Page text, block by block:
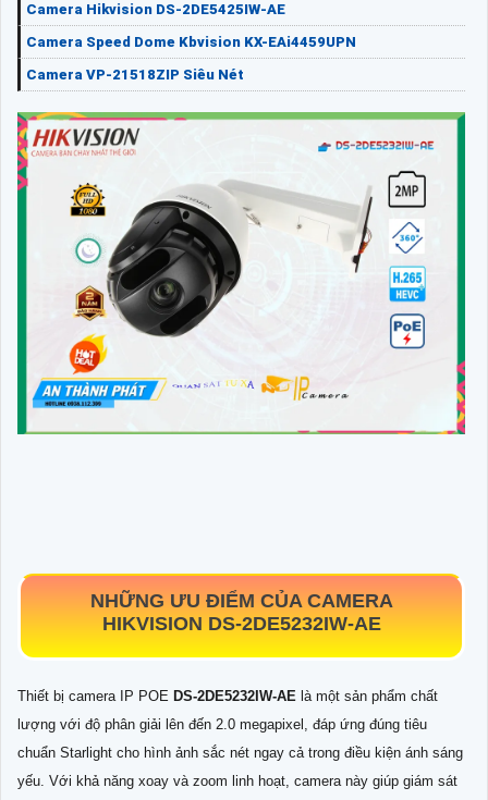
Camera Hikvision DS-2DE5425IW-AE
Camera Speed Dome Kbvision KX-EAi4459UPN
Camera VP-21518ZIP Siêu Nét
NHỮNG ƯU ĐIỂM CỦA CAMERA
HIKVISION DS-2DE5232IW-AE
Thiết bị camera IP POE DS-2DE5232IW-AE là một sản phẩm chất
lượng với độ phân giải lên đến 2.0 megapixel, đáp ứng đúng tiêu
chuẩn Starlight cho hình ảnh sắc nét ngay cả trong điều kiện ánh sáng
yếu. Với khả năng xoay và zoom linh hoạt, camera này giúp giám sát